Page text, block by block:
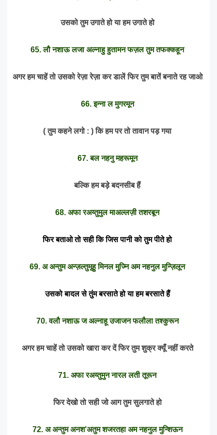
उसको तुम उगाते हो या हम उगाते हो
65. लौ नशाऊ लजा अल्नाहु हुतामन फज़ल तुम तफक्कहून
अगर हम चाहें तो उसको रेज़ा रेज़ा कर डालें फिर तुम बातें बनाते रह जाओ
66. इन्ना ल मुगरमून
( तुम कहने लगो : ) कि हम पर तो तावान पड़ गया
67. बल नहनु महरूमून
बल्कि हम बड़े बदनसीब हैं
68. अफा रअय्तुमुल माअल्लज़ी तशरबून
फिर बताओ तो सही कि जिस पानी को तुम पीते हो
69. अ अन्तुम अन्ज़ल्तुमूहु मिनल मुज्नि अम नहनुल मुन्ज़िलून
उसको बादल से तुंम बरसाते हो या हम बरसाते हैं
70. वलौ नशाऊ ज अल्नाहू उजाजन फलौला तश्कुरून
अगर हम चाहें तो उसको खारा कर दें फिर तुम शुक्र क्यूँ नहीं करते
71. अफा रअय्तुमुन नारल लती तूरून
फिर देखो तो सही जो आग तुम सुलगाते हो
72. अ अन्तुम अनश’अतुम शजरतहा अम नहनुल मुन्शिऊन